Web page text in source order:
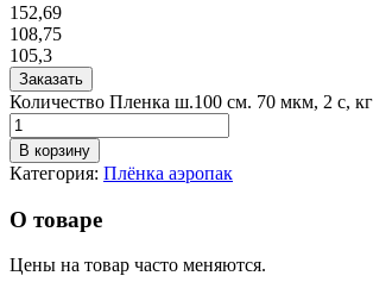
152,69
108,75
105,3
Заказать
Количество Пленка ш.100 см. 70 мкм, 2 с, кг
В корзину
Категория: Плёнка аэропак
О товаре
Цены на товар часто меняются.